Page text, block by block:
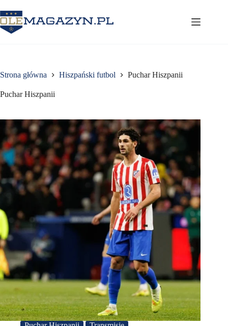
do
treści
Strona główna Hiszpański futbol Puchar Hiszpanii
Puchar Hiszpanii